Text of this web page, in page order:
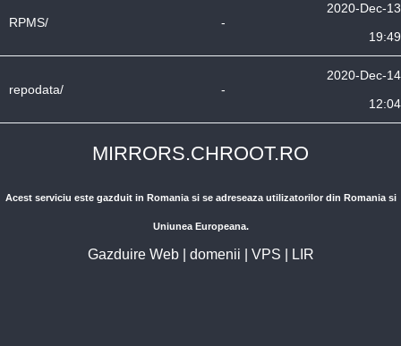
RPMS/ -
2020-Dec-13
19:49
repodata/ -
2020-Dec-14
12:04
MIRRORS.CHROOT.RO
Acest serviciu este gazduit in Romania si se adreseaza utilizatorilor din Romania si
Uniunea Europeana.
Gazduire Web| domenii VPS LIR